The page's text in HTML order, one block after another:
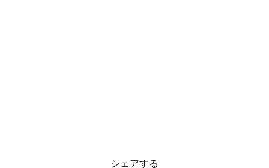
シェアする